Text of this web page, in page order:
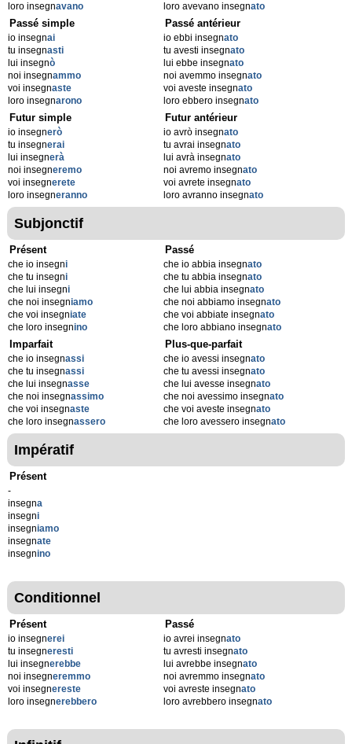
loro insegnavano
loro avevano insegnato
Passé simple
io insegnai
tu insegnasti
lui insegnò
noi insegnammo
voi insegnaste
loro insegnarono
Passé antérieur
io ebbi insegnato
tu avesti insegnato
lui ebbe insegnato
noi avemmo insegnato
voi aveste insegnato
loro ebbero insegnato
Futur simple
io insegnerò
tu insegnerai
lui insegnerà
noi insegneremo
voi insegnerete
loro insegneranno
Futur antérieur
io avrò insegnato
tu avrai insegnato
lui avrà insegnato
noi avremo insegnato
voi avrete insegnato
loro avranno insegnato
Subjonctif
Présent
che io insegni
che tu insegni
che lui insegni
che noi insegniamo
che voi insegniate
che loro insegnino
Passé
che io abbia insegnato
che tu abbia insegnato
che lui abbia insegnato
che noi abbiamo insegnato
che voi abbiate insegnato
che loro abbiano insegnato
Imparfait
che io insegnassi
che tu insegnassi
che lui insegnasse
che noi insegnassimo
che voi insegnaste
che loro insegnassero
Plus-que-parfait
che io avessi insegnato
che tu avessi insegnato
che lui avesse insegnato
che noi avessimo insegnato
che voi aveste insegnato
che loro avessero insegnato
Impératif
Présent
-
insegna
insegni
insegniamo
insegnate
insegnino
Conditionnel
Présent
io insegnerei
tu insegneresti
lui insegnerebbe
noi insegneremmo
voi insegnereste
loro insegnerebbero
Passé
io avrei insegnato
tu avresti insegnato
lui avrebbe insegnato
noi avremmo insegnato
voi avreste insegnato
loro avrebbero insegnato